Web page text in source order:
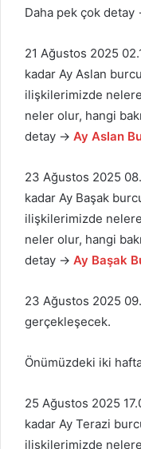
Daha pek çok detay
21 Ağustos 2025
kadar Ay Aslan
ilişkilerimizde
neler olur, hangi
detay → Ay Aslan
23 Ağustos 2025
kadar Ay Başak
ilişkilerimizde
neler olur, hangi
detay → Ay Başak
23 Ağustos 2025
gerçekleşecek.
Önümüzdeki iki
25 Ağustos 2025
kadar Ay Terazi
ilişkilerimizde